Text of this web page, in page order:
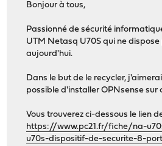
Bonjour à tous,
Passionné de sécurité
UTM Netasq U70S qui ne dispose
aujourd'hui.
Dans le but de le recycler,
possible d'installer OPNsense sur
Vous trouverez ci-dessous le lien
https://www.pc21.fr/fiche/na-
u70s-dispositif-de-securite-8-